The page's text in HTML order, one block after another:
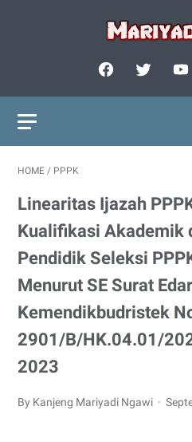
HOME / PPPK
Linearitas Ijazah
Kualifikasi Akademik
Pendidik Seleksi
Menurut SE Surat
Kemendikbudristek
2901/B/HK.04.01/
2023
By Kanjeng Mariyadi Ngawi